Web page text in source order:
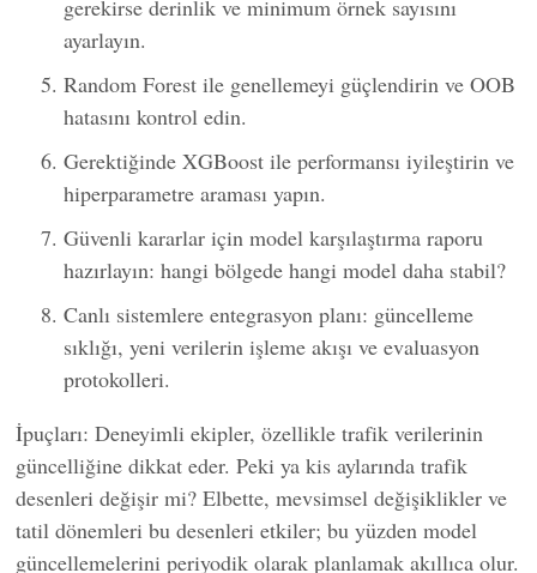
gerekirse derinlik ve minimum örnek sayısını
ayarlayın.
Random Forest ile genellemeyi güçlendirin ve OOB
hatasını kontrol edin.
Gerektiğinde XGBoost ile performansı iyileştirin ve
hiperparametre araması yapın.
Güvenli kararlar için model karşılaştırma raporu
hazırlayın: hangi bölgede hangi model daha stabil?
Canlı sistemlere entegrasyon planı: güncelleme
sıklığı, yeni verilerin işleme akışı ve evaluasyon
protokolleri.
İpuçları: Deneyimli ekipler, özellikle trafik verilerinin
güncelliğine dikkat eder. Peki ya kis aylarında trafik
desenleri değişir mi? Elbette, mevsimsel değişiklikler ve
tatil dönemleri bu desenleri etkiler; bu yüzden model
güncellemelerini periyodik olarak planlamak akıllıca olur.